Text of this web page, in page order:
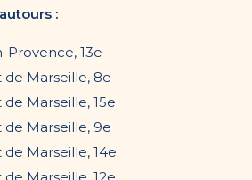
:
Provence, 13e
Marseille, 8e
Marseille, 15e
Marseille, 9e
Marseille, 14e
Marseille, 12e